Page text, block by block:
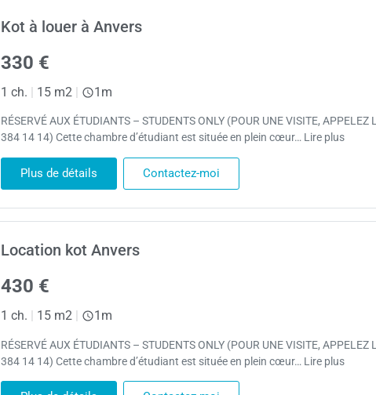
Kot à louer à Anvers
330 €
1 ch. | 15 m2 | 1m
RÉSERVÉ AUX ÉTUDIANTS – STUDENTS ONLY (POUR UNE VISITE, APPELEZ
384 14 14) Cette chambre d’étudiant est située en plein cœur… Lire plus
Plus de détails Contactez-moi
Location kot Anvers
430 €
1 ch. 15 m2 1m
RÉSERVÉ AUX ÉTUDIANTS – STUDENTS ONLY (POUR UNE VISITE, APPELEZ
384 14 14) Cette chambre d’étudiant est située en plein cœur… Lire plus